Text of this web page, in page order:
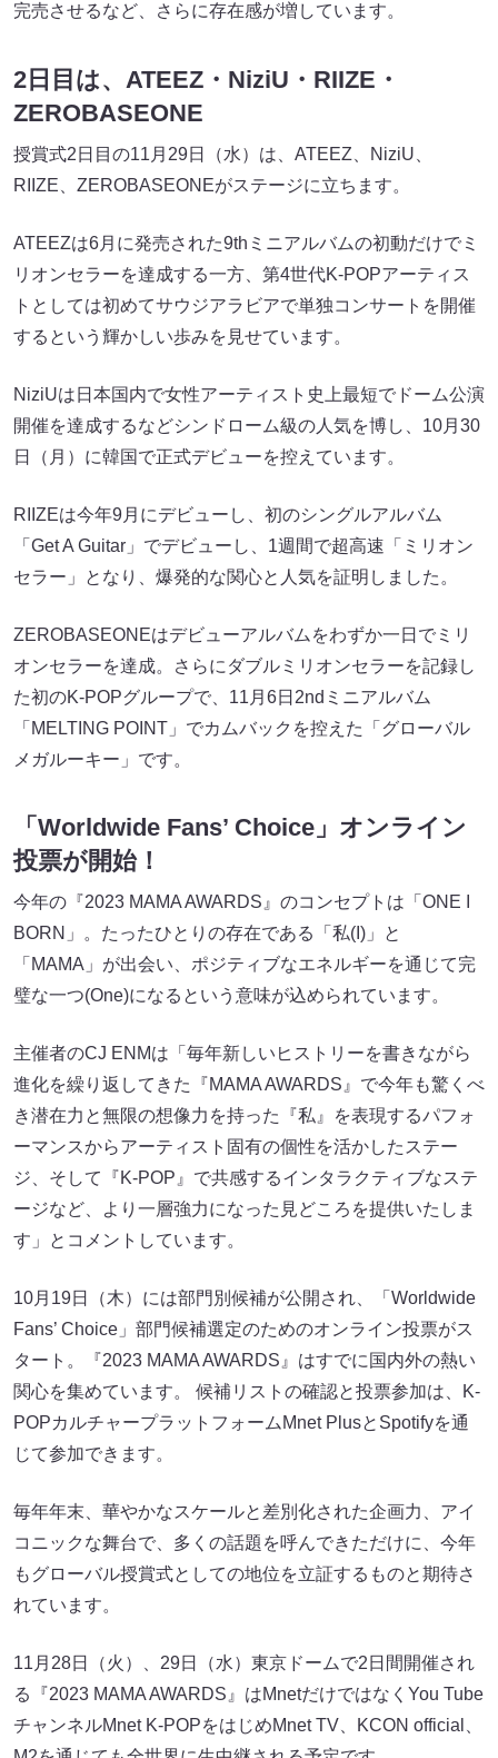
完売させるなど、さらに存在感が増しています。
2日目は、ATEEZ・NiziU・RIIZE・
ZEROBASEONE
授賞式2日目の11月29日（水）は、ATEEZ、NiziU、
RIIZE、ZEROBASEONEがステージに立ちます。
ATEEZは6月に発売された9thミニアルバムの初動だけでミ
リオンセラーを達成する一方、第4世代K-POPアーティス
トとしては初めてサウジアラビアで単独コンサートを開催
するという輝かしい歩みを見せています。
NiziUは日本国内で女性アーティスト史上最短でドーム公演
開催を達成するなどシンドローム級の人気を博し、10月30
日（月）に韓国で正式デビューを控えています。
RIIZEは今年9月にデビューし、初のシングルアルバム
「Get A Guitar」でデビューし、1週間で超高速「ミリオン
セラー」となり、爆発的な関心と人気を証明しました。
ZEROBASEONEはデビューアルバムをわずか一日でミリ
オンセラーを達成。さらにダブルミリオンセラーを記録し
た初のK-POPグループで、11月6日2ndミニアルバム
「MELTING POINT」でカムバックを控えた「グローバル
メガルーキー」です。
「Worldwide Fans’ Choice」オンライン
投票が開始！
今年の『2023 MAMA AWARDS』のコンセプトは「ONE I
BORN」。たったひとりの存在である「私(I)」と
「MAMA」が出会い、ポジティブなエネルギーを通じて完
璧な一つ(One)になるという意味が込められています。
主催者のCJ ENMは「毎年新しいヒストリーを書きながら
進化を繰り返してきた『MAMA AWARDS』で今年も驚くべ
き潜在力と無限の想像力を持った『私』を表現するパフォ
ーマンスからアーティスト固有の個性を活かしたステー
ジ、そして『K-POP』で共感するインタラクティブなステ
ージなど、より一層強力になった見どころを提供いたしま
す」とコメントしています。
10月19日（木）には部門別候補が公開され、「Worldwide
Fans’ Choice」部門候補選定のためのオンライン投票がス
タート。『2023 MAMA AWARDS』はすでに国内外の熱い
関心を集めています。 候補リストの確認と投票参加は、K-
POPカルチャープラットフォームMnet PlusとSpotifyを通
じて参加できます。
毎年年末、華やかなスケールと差別化された企画力、アイ
コニックな舞台で、多くの話題を呼んできただけに、今年
もグローバル授賞式としての地位を立証するものと期待さ
れています。
11月28日（火）、29日（水）東京ドームで2日間開催され
る『2023 MAMA AWARDS』はMnetだけではなくYou Tube
チャンネルMnet K-POPをはじめMnet TV、KCON official、